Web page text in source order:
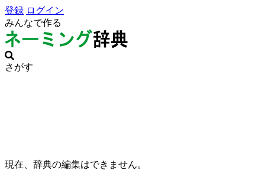
登録 ログイン
みんなで作る
さがす
現在、辞典の編集はできません。